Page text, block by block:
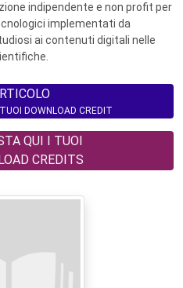
indipendente e non profit per
implementati da
ai contenuti digitali nelle
DOWNLOAD CREDIT
QUI I TUOI
CREDITS